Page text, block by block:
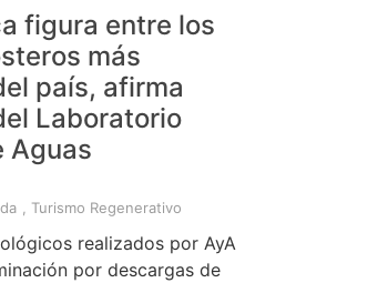
figura entre los
más
país, afirma
Laboratorio
Aguas
Turismo Regenerativo
realizados por AyA
por descargas de